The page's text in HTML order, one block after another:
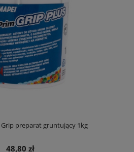
Grip preparat gruntujący 1kg
48,80 zł